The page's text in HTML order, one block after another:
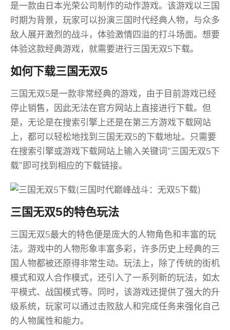
是一款由日本光荣公司制作的动作游戏。该游戏以三国
时期为背景，玩家可以扮演三国时代经典人物，与众多
敌人展开激烈的战斗，体验激情四溢的打斗场面。想要
体验这款经典游戏，就需要进行三国无双5下载。
如何下载三国无双5
三国无双5是一款非常经典的游戏，由于目前游戏已经
停止销售，因此无法在官方网站上直接进行下载。但
是，无论是在搜索引擎上还是在第三方游戏下载网站
上，都可以轻松地找到三国无双5的下载地址。只需要
在搜索引擎或游戏下载网站上输入关键词“三国无双5下
载”即可找到相应的下载链接。
三国无双5的特色玩法
三国无双5最大的特色便是庞大的人物角色和丰富的玩
法。游戏中的人物形象丰富多彩，许多历史上经典的三
国人物都被还原得非常生动。玩法上，除了传统的街机
模式和双人合作模式，还引入了一系列新的玩法，如太
平模式、战国模式等。同时，该游戏还提供了强大的升
级系统，玩家可以通过击败敌人和完成任务来强化自己
的人物属性和能力。